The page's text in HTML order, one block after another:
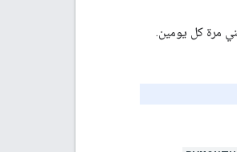
مرة كل يومين.